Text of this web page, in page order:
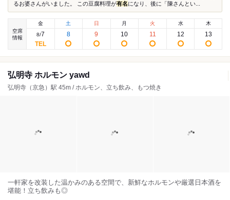
るお婆さんがいました。 この豆腐料理が有名になり、後に「陳さんとい...
空席
情報
金
8/7
土
8
日
9
月
10
火
11
水
12
木
13
弘明寺 ホルモン yawd
弘明寺（京急）駅 45m / ホルモン、立ち飲み、もつ焼き
一軒家を改装した温かみのある空間で、新鮮なホルモンや厳選日本酒を
堪能！立ち飲みも◎